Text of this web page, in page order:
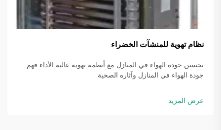
نظام تهوية للمنشآت الخضراء
تحسين جودة الهواء في المنازل مع أنظمة تهوية عالية الأداء فهم
جودة الهواء في المنازل وآثاره الصحية
عرض المزيد